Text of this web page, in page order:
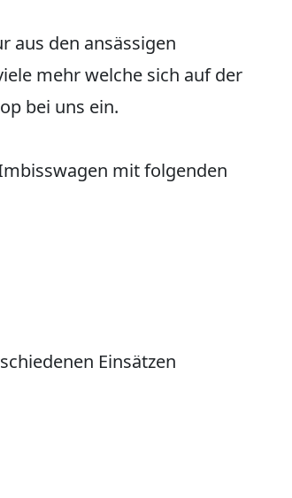
aus den ansässigen
mehr welche sich auf der
bei uns ein.
mit folgenden
Einsätzen